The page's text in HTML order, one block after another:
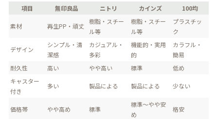
項目 無印良品 ニトリ カインズ 100均
素材 再生PP・頑丈
樹脂・スチー
ル等
樹脂・スチー
ル等
プラスチッ
ク
デザイン
シンプル・清
潔感
カジュアル・
多彩
機能的・実用
的
カラフル・
簡易
耐久性
高い やや高い 標準
低め
キャスター
付き
多い 製品による 製品による 少ない
価格帯 やや高め 標準
標準〜やや安
め
格安